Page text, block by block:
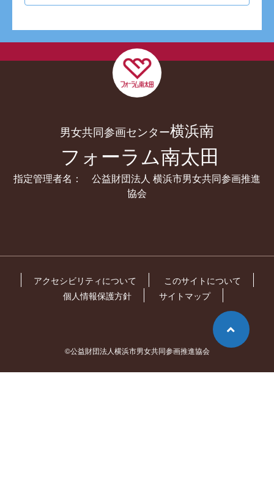
男女共同参画センター横浜南
フォーラム南太田
指定管理者名： 公益財団法人 横浜市男女共同参画推進
協会
アクセシビリティについて
このサイトについて
個人情報保護方針
サイトマップ
©公益財団法人横浜市男女共同参画推進協会